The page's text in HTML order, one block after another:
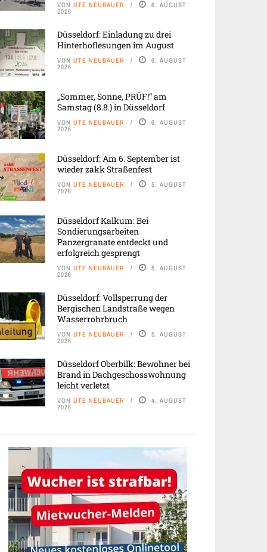
VON UTE NEUBAUER 6. AUGUST
2026
Düsseldorf: Einladung zu drei
Hinterhoflesungen im August
VON UTE NEUBAUER 6. AUGUST
2026
„Sommer, Sonne, PRÜF!“ am
Samstag (8.8.) in Düsseldorf
VON UTE NEUBAUER 6. AUGUST
2026
Düsseldorf: Am 6. September ist
wieder zakk Straßenfest
VON UTE NEUBAUER 5. AUGUST
2026
Düsseldorf Kalkum: Bei
Sondierungsarbeiten
Panzergranate entdeckt und
erfolgreich gesprengt
VON UTE NEUBAUER 5. AUGUST
2026
Düsseldorf: Vollsperrung der
Bergischen Landstraße wegen
Wasserrohrbruch
VON UTE NEUBAUER 5. AUGUST
2026
Düsseldorf Oberbilk: Bewohner bei
Brand in Dachgeschosswohnung
leicht verletzt
VON UTE NEUBAUER 4. AUGUST
2026